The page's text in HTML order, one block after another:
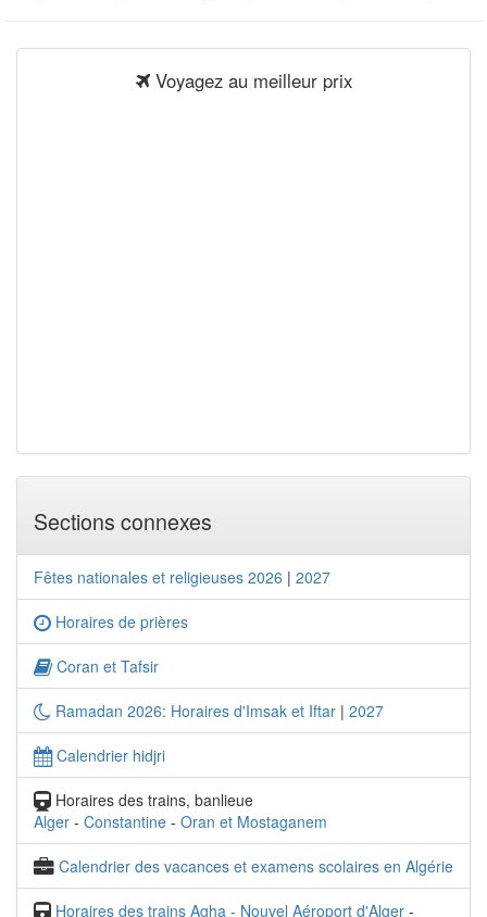
Voyagez au meilleur prix
Sections connexes
Fêtes nationales et religieuses 2026 | 2027
Horaires de prières
Coran et Tafsir
Ramadan 2026: Horaires d'Imsak et Iftar | 2027
Calendrier hidjri
Horaires des trains, banlieue
Alger - Constantine - Oran et Mostaganem
Calendrier des vacances et examens scolaires en Algérie
Horaires des trains Agha - Nouvel Aéroport d'Alger -